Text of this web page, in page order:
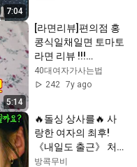
7:04
5:14
[라면리뷰]편의점 홍
콩식일채일면 토마토
라면 리뷰 !!!
(Convenience store
Hong Kong style
40대여자가사는법
242 7y ago
🔥돌싱 상사를🔥 사
랑한 여자의 최후!
《내일도 출근》 처
음부터 끝까지
방콕무비